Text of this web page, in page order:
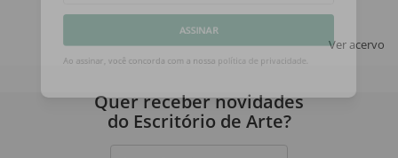
Ver acervo
Quer receber novidades
do Escritório de Arte?